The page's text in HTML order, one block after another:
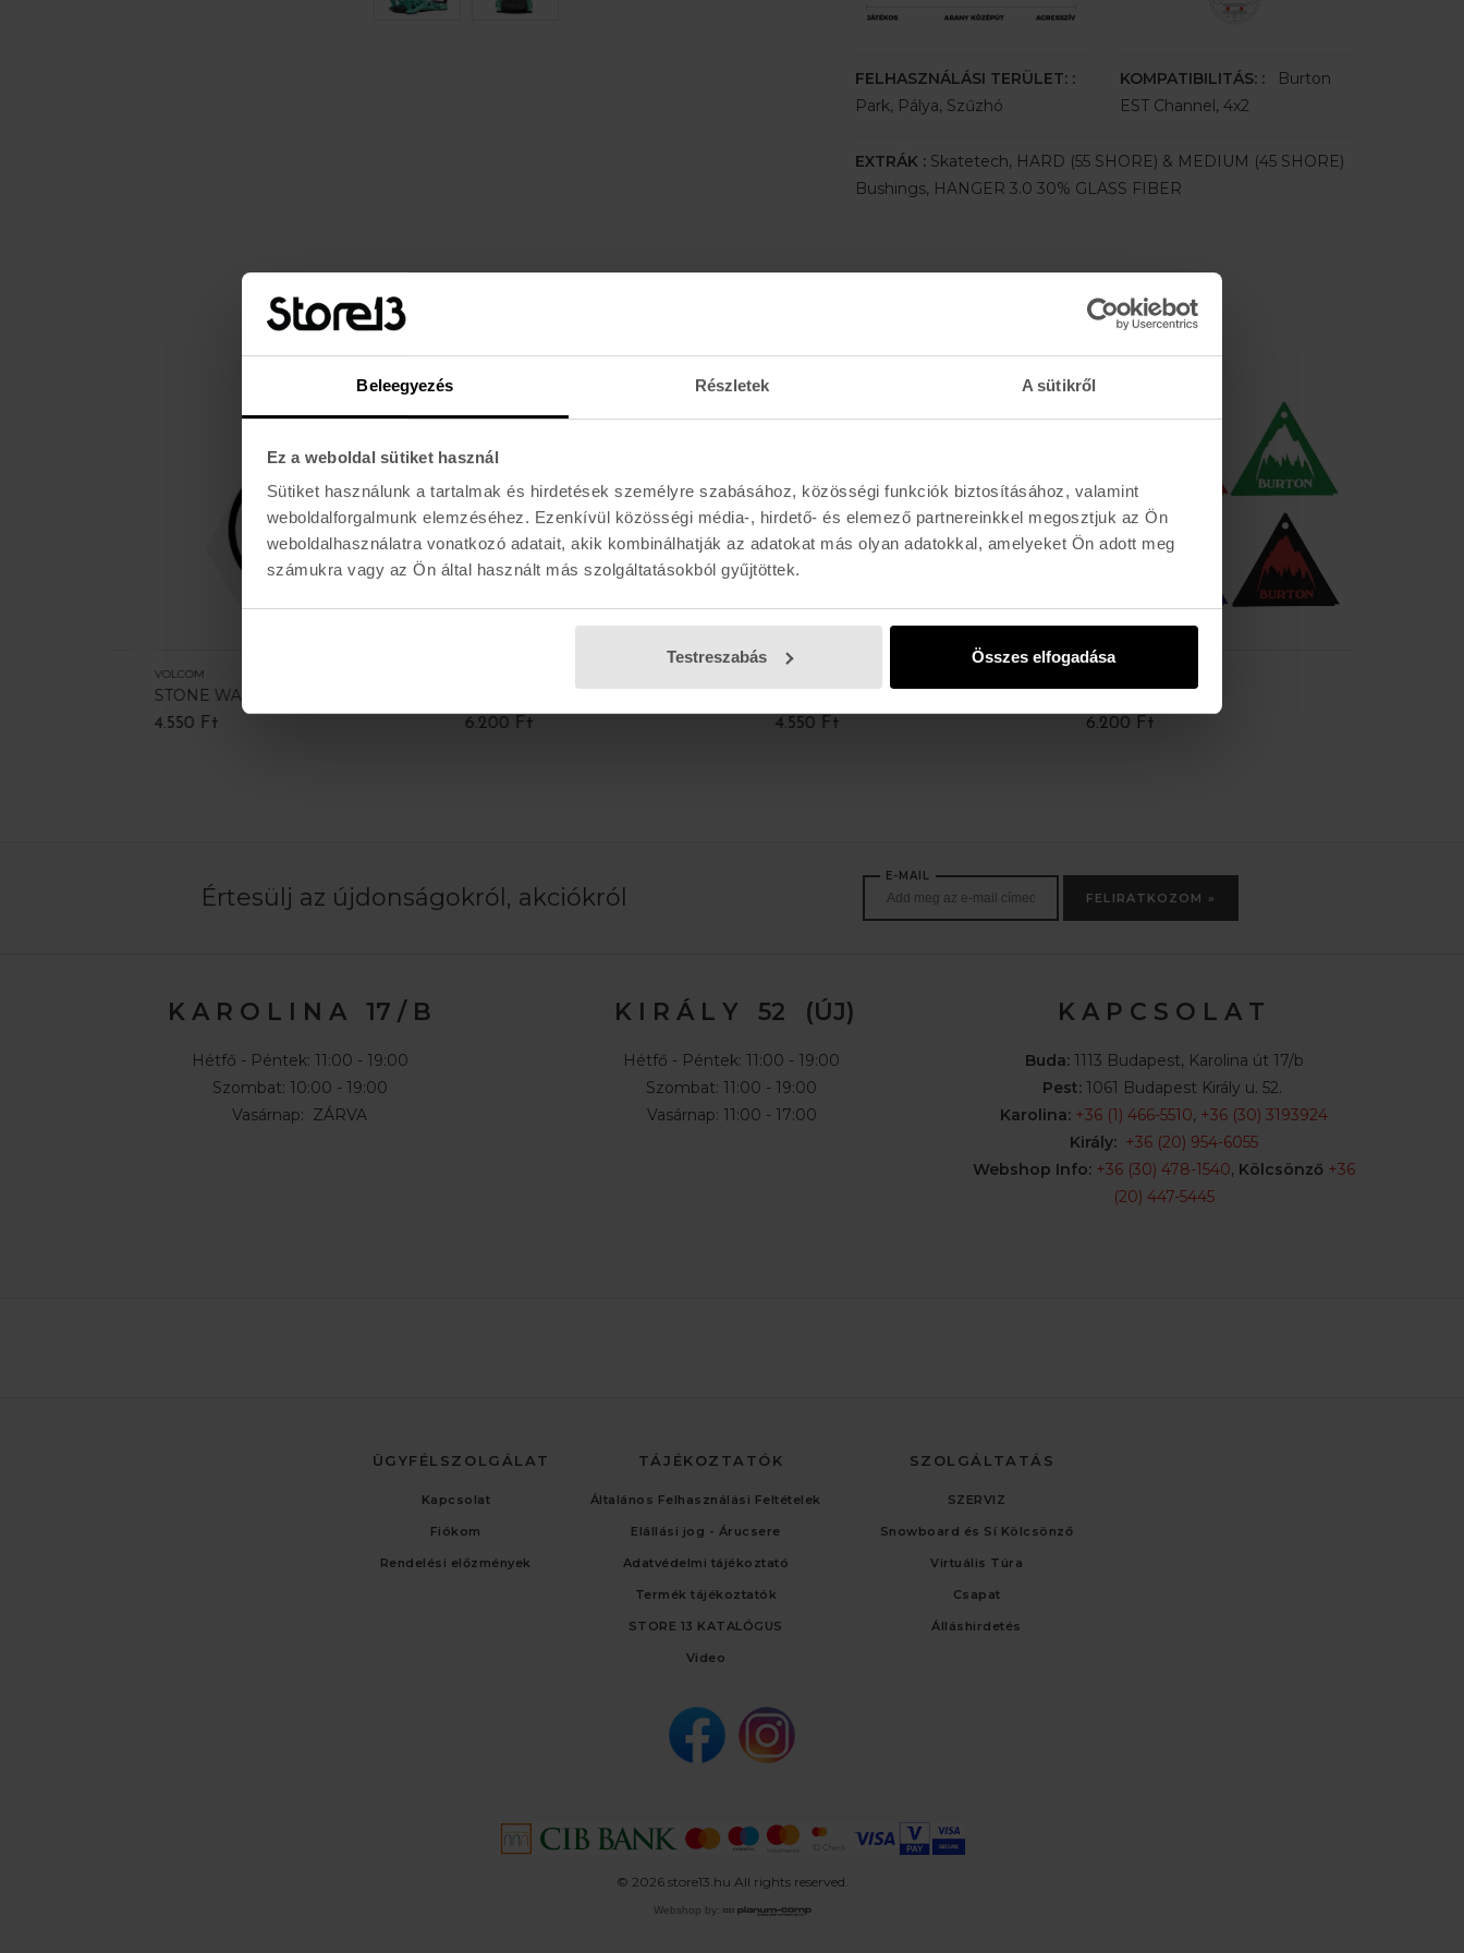
Beleegyezés Részletek A sütikről
Ez a weboldal sütiket használ
Sütiket használunk a tartalmak és hirdetések személyre szabásához, közösségi funkciók biztosításához, valamint
weboldalforgalmunk elemzéséhez. Ezenkívül közösségi média-, hirdető- és elemező partnereinkkel megosztjuk az Ön
weboldalhasználatra vonatkozó adatait, akik kombinálhatják az adatokat más olyan adatokkal, amelyeket Ön adott meg
számukra vagy az Ön által használt más szolgáltatásokból gyűjtöttek.
Testreszabás Összes elfogadása
FELHASZNÁLÁSI TERÜLET: :
Park, Pálya, Szűzhó
KOMPATIBILITÁS: : Burton
EST Channel, 4x2
EXTRÁK :Skatetech, HARD (55 SHORE) & MEDIUM (45 SHORE)
Bushings, HANGER 3.0 30% GLASS FIBER
VOLCOM
STONE WAX SCRAPER
4.550 Ft 6.200 Ft
STONE WAX SCRAPER
4.550 Ft
TRI-SCRAPER
6.200 Ft
Értesülj az újdonságokról, akciókról
E-MAIL
FELIRATKOZOM »
K A R O L I N A 17 / B
Hétfő - Péntek: 11:00 - 19:00
Szombat: 10:00 - 19:00
Vasárnap: ZÁRVA
K I R Á L Y 52 (ÚJ)
Hétfő - Péntek: 11:00 - 19:00
Szombat: 11:00 - 19:00
Vasárnap: 11:00 - 17:00
K A P C S O L A T
Buda:1113 Budapest, Karolina út 17/b
Pest:1061 Budapest Király u. 52.
Karolina: +36 (1) 466-5510, +36 (30) 3193924
Király: +36 (20) 954-6055
Webshop Info: +36 (30) 478-1540, Kölcsönző +36
(20) 447-5445
ÜGYFÉLSZOLGÁLAT
Kapcsolat
Fiókom
Rendelési előzmények
TÁJÉKOZTATÓK
Általános Felhasználási Feltételek
Elállási jog - Árucsere
Adatvédelmi tájékoztató
Termék tájékoztatók
STORE 13 KATALÓGUS
Video
SZOLGÁLTATÁS
SZERVIZ
Snowboard és Sí Kölcsönző
Virtuális Túra
Csapat
Álláshirdetés
© 2026 store13.hu All rights reserved.
Webshop by: